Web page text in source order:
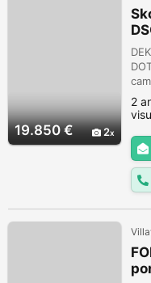
19.850 € 2
2